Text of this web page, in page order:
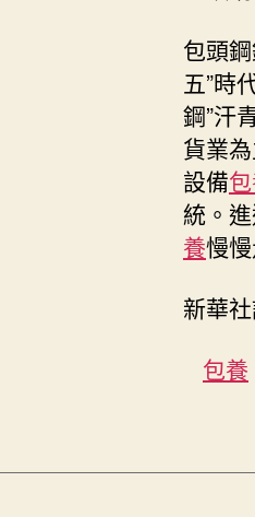
包頭
五”時
鋼”汗
貨業
設備
統。
養慢
新華
包養